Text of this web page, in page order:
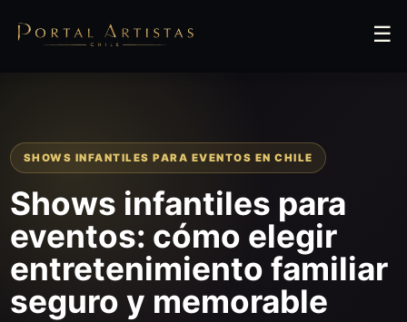
☰
SHOWS INFANTILES PARA EVENTOS EN CHILE
Shows infantiles para
eventos: cómo elegir
entretenimiento familiar
seguro y memorable